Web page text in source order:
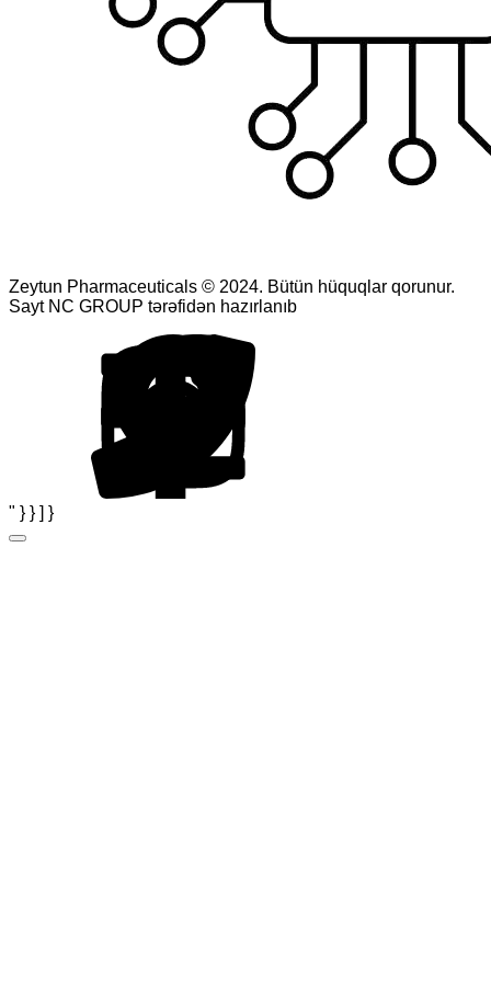
Zeytun Pharmaceuticals © 2024. Bütün hüquqlar qorunur.
Sayt NC GROUP tərəfidən hazırlanıb
" } } ] }